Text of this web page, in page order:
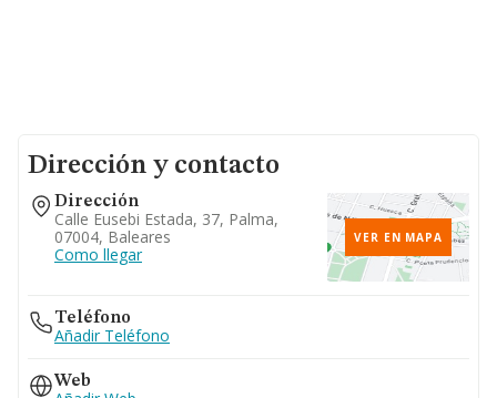
Dirección y contacto
Dirección
Calle Eusebi Estada, 37, Palma,
07004, Baleares
Como llegar
VER EN MAPA
Teléfono
Añadir Teléfono
Web